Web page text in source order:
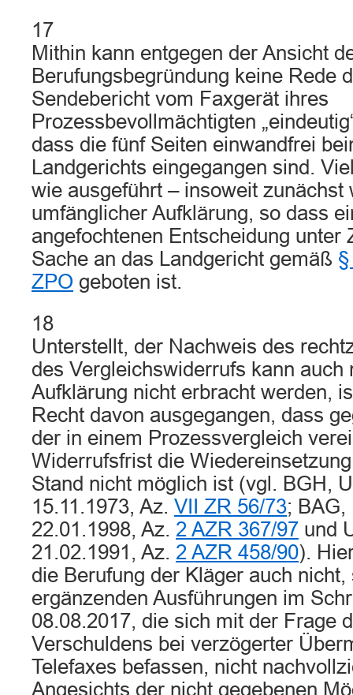
17
Mithin kann entgegen der Ansicht
Berufungsbegründung keine Rede
Sendebericht vom Faxgerät ihres
Prozessbevollmächtigten
dass die fünf Seiten einwandfrei
Landgerichts eingegangen sind.
wie ausgeführt – insoweit zunächst
umfänglicher Aufklärung, so dass
angefochtenen Entscheidung unter
Sache an das Landgericht gemäß
ZPO geboten ist.
18
Unterstellt, der Nachweis des
des Vergleichswiderrufs kann auch
Aufklärung nicht erbracht werden,
Recht davon ausgegangen, dass
der in einem Prozessvergleich
Widerrufsfrist die
Stand nicht möglich ist (vgl. BGH,
15.11.1973, Az. VII ZR 56/73; BAG,
22.01.1998, Az. 2 AZR 367/97 und
21.02.1991, Az. 2 AZR 458/90).
die Berufung der Kläger auch nicht,
ergänzenden Ausführungen im
08.08.2017, die sich mit der Frage
Verschuldens bei verzögerter
Telefaxes befassen, nicht
Angesichts der nicht gegebenen